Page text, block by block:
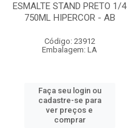
ESMALTE STAND PRETO 1/4
750ML HIPERCOR - AB
Código: 23912
Embalagem: LA
Faça seu login ou
cadastre-se para
ver preços e
comprar